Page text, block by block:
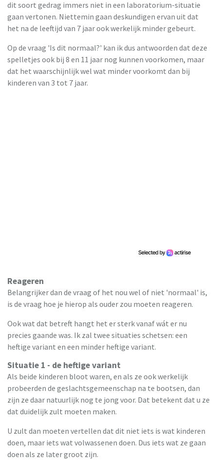
dit soort gedrag immers niet in een laboratorium-situatie
gaan vertonen. Niettemin gaan deskundigen ervan uit dat
het na de leeftijd van 7 jaar ook werkelijk minder gebeurt.
Op de vraag 'Is dit normaal?' kan ik dus antwoorden dat deze
spelletjes ook bij 8 en 11 jaar nog kunnen voorkomen, maar
dat het waarschijnlijk wel wat minder voorkomt dan bij
kinderen van 3 tot 7 jaar.
Reageren
Belangrijker dan de vraag of het nou wel of niet 'normaal' is,
is de vraag hoe je hierop als ouder zou moeten reageren.
Ook wat dat betreft hangt het er sterk vanaf wát er nu
precies gaande was. Ik zal twee situaties schetsen: een
heftige variant en een minder heftige variant.
Situatie 1 - de heftige variant
Als beide kinderen bloot waren, en als ze ook werkelijk
probeerden de geslachtsgemeenschap na te bootsen, dan
zijn ze daar natuurlijk nog te jong voor. Dat betekent dat u ze
dat duidelijk zult moeten maken.
U zult dan moeten vertellen dat dit niet iets is wat kinderen
doen, maar iets wat volwassenen doen. Dus iets wat ze gaan
doen als ze later groot zijn.